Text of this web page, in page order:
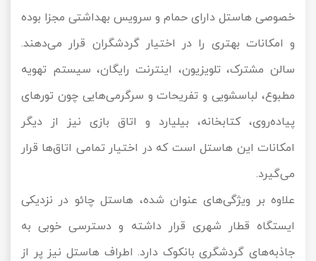
خصوصی هاستل دارای حمام و سرویس بهداشتی مجزا بوده
و امکانات بهتری را در اختیار گردشگران قرار می‌دهند.
سالن مشترک، تلویزیون، اینترنت رایگان، سیستم تهویه
مطبوع، لباسشویی و تفریحات و سرگرمی‌هایی چون تورهای
پیاده‌روی، کتابخانه، بیلیارد و اتاق بازی نیز از دیگر
امکانات این هاستل است که در اختیار تمامی اتاق‌ها قرار
می‌گیرد.
علاوه بر ویژگی‌های عنوان شده، هاستل چائو در نزدیکی
ایستگاه قطار شهری قرار داشته و دسترسی خوبی به
جاذبه‌های گردشگری بانکوک دارد. اطراف هاستل نیز پر از